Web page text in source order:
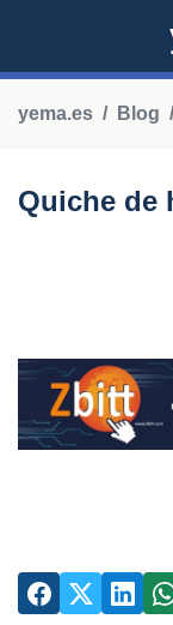
yema.es Blog
Quiche de